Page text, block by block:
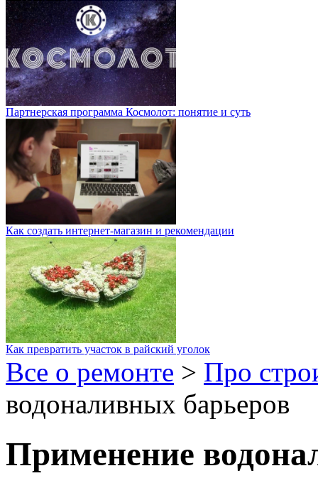
Партнерская программа Космолот: понятие и суть
Как создать интернет-магазин и рекомендации
Как превратить участок в райский уголок
Все о ремонте > Про
водоналивных барьеров
Применение